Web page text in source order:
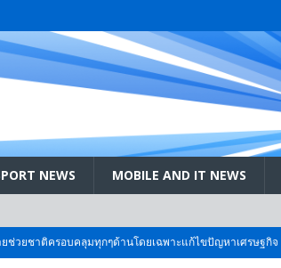
NEWS MOBILE AND IT NEWS
วยชาติครอบคลุมทุกๆด้านโดยเฉพาะแก้ไขปัญหาเศรษฐกิจ